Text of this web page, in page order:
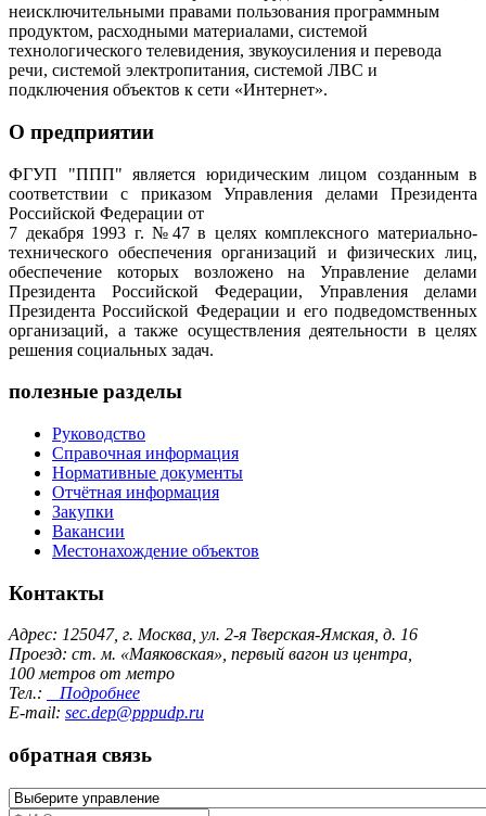
неисключительными правами пользования программным
продуктом, расходными материалами, системой
технологического телевидения, звукоусиления и перевода
речи, системой электропитания, системой ЛВС и
подключения объектов к сети «Интернет».
О предприятии
ФГУП "ППП" является юридическим лицом созданным в
соответствии с приказом Управления делами Президента
Российской Федерации от
7 декабря 1993 г. №47 в целях комплексного материально-
технического обеспечения организаций и физических лиц,
обеспечение которых возложено на Управление делами
Президента Российской Федерации, Управления делами
Президента Российской Федерации и его подведомственных
организаций, а также осуществления деятельности в целях
решения социальных задач.
полезные разделы
Руководство
Справочная информация
Нормативные документы
Отчётная информация
Закупки
Вакансии
Местонахождение объектов
Контакты
Адрес: 125047, г. Москва, ул. 2-я Тверская-Ямская, д. 16
Проезд: ст. м. «Маяковская», первый вагон из центра,
100 метров от метро
Тел.:
Подробнее
E-mail: sec.dep@pppudp.ru
обратная связь